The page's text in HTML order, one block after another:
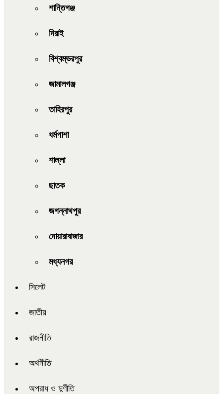
শান্তিগঞ্জ
দিরাই
বিশ্বম্ভরপুর
জামালগঞ্জ
তাহিরপুর
ধর্মপাশা
শাল্লা
ছাতক
জগন্নাথপুর
দোয়ারাবাজার
মধ্যনগর
সিলেট
জাতীয়
রাজনীতি
অর্থনীতি
অপরাধ ও দুর্ণীতি